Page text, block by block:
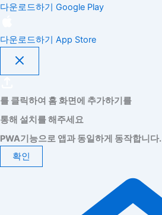
다운로드하기 Google Play
다운로드하기 App Store
를 클릭하여 홈 화면에 추가하기를
통해 설치를 해주세요
PWA기능으로 앱과 동일하게 동작합니다.
확인